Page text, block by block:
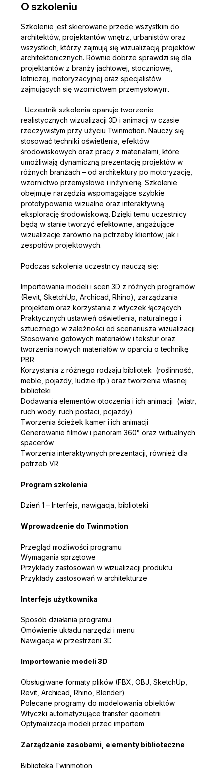
O szkoleniu
Szkolenie jest skierowane przede wszystkim do
architektów, projektantów wnętrz, urbanistów oraz
wszystkich, którzy zajmują się wizualizacją projektów
architektonicznych. Równie dobrze sprawdzi się dla
projektantów z branży jachtowej, stoczniowej,
lotniczej, motoryzacyjnej oraz specjalistów
zajmujących się wzornictwem przemysłowym.
  Uczestnik szkolenia opanuje tworzenie
realistycznych wizualizacji 3D i animacji w czasie
rzeczywistym przy użyciu Twinmotion. Nauczy się
stosować techniki oświetlenia, efektów
środowiskowych oraz pracy z materiałami, które
umożliwiają dynamiczną prezentację projektów w
różnych branżach – od architektury po motoryzację,
wzornictwo przemysłowe i inżynierię. Szkolenie
obejmuje narzędzia wspomagające szybkie
prototypowanie wizualne oraz interaktywną
eksplorację środowiskową. Dzięki temu uczestnicy
będą w stanie tworzyć efektowne, angażujące
wizualizacje zarówno na potrzeby klientów, jak i
zespołów projektowych.
Podczas szkolenia uczestnicy nauczą się:
Importowania modeli i scen 3D z różnych programów
(Revit, SketchUp, Archicad, Rhino), zarządzania
projektem oraz korzystania z wtyczek łączących
Praktycznych ustawień oświetlenia, naturalnego i
sztucznego w zależności od scenariusza wizualizacji
Stosowanie gotowych materiałów i tekstur oraz
tworzenia nowych materiałów w oparciu o technikę
PBR
Korzystania z różnego rodzaju bibliotek  (roślinność,
meble, pojazdy, ludzie itp.) oraz tworzenia własnej
biblioteki
Dodawania elementów otoczenia i ich animacji  (wiatr,
ruch wody, ruch postaci, pojazdy)
Tworzenia ścieżek kamer i ich animacji
Generowanie filmów i panoram 360° oraz wirtualnych
spacerów
Tworzenia interaktywnych prezentacji, również dla
potrzeb VR
Program szkolenia
Dzień 1 – Interfejs, nawigacja, biblioteki
Wprowadzenie do Twinmotion
Przegląd możliwości programu
Wymagania sprzętowe
Przykłady zastosowań w wizualizacji produktu
Przykłady zastosowań w architekturze
Interfejs użytkownika
Sposób działania programu
Omówienie układu narzędzi i menu
Nawigacja w przestrzeni 3D
Importowanie modeli 3D
Obsługiwane formaty plików (FBX, OBJ, SketchUp,
Revit, Archicad, Rhino, Blender)
Polecane programy do modelowania obiektów
Wtyczki automatyzujące transfer geometrii
Optymalizacja modeli przed importem
Zarządzanie zasobami, elementy biblioteczne
Biblioteka Twinmotion